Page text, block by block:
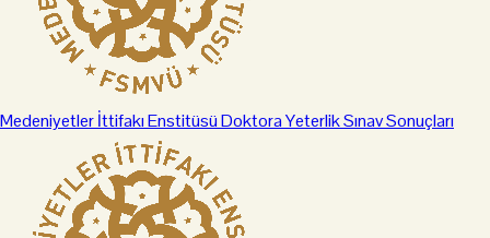
Medeniyetler İttifakı Enstitüsü Doktora Yeterlik Sınav Sonuçları